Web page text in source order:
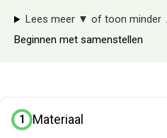
Lees meer ▼ of toon minder
Beginnen met samenstellen
1 Materiaal